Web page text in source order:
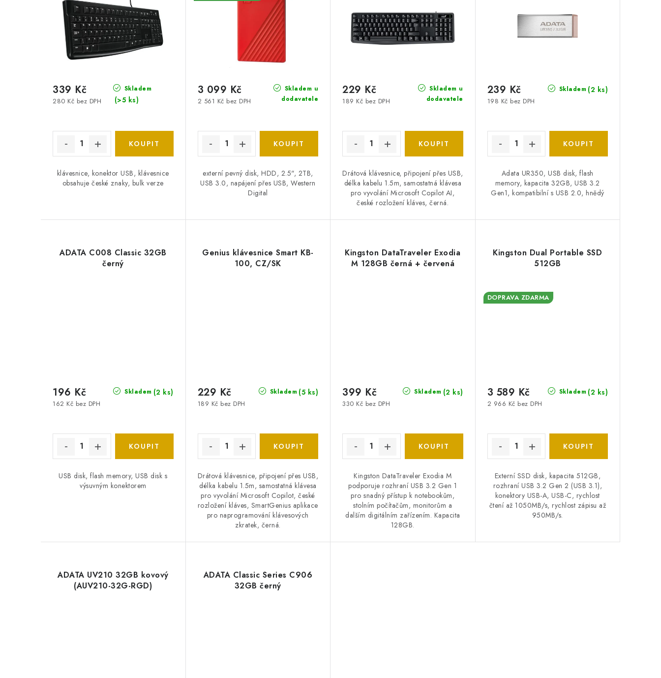
Skladem
(>5 ks)
280 Kč bez DPH
339 Kč
klávesnice, konektor USB, klávesnice
obsahuje české znaky, bulk verze
Skladem u
dodavatele
2 561 Kč bez DPH
3 099 Kč
externí pevný disk, HDD, 2.5", 2TB,
USB 3.0, napájení přes USB, Western
Digital
Skladem u
dodavatele
189 Kč bez DPH
229 Kč
Drátová klávesnice, připojení přes USB,
délka kabelu 1.5m, samostatná klávesa
pro vyvolání Microsoft Copilot AI,
české rozložení kláves, černá.
Skladem (2 ks)
198 Kč bez DPH
239 Kč
Adata UR350, USB disk, flash
memory, kapacita 32GB, USB 3.2
Gen1, kompatibilní s USB 2.0, hnědý
ADATA C008 Classic 32GB
černý
Skladem (2 ks)
162 Kč bez DPH
196 Kč
USB disk, flash memory, USB disk s
výsuvným konektorem
Genius klávesnice Smart KB-
100, CZ/SK
Skladem (5 ks)
189 Kč bez DPH
229 Kč
Drátová klávesnice, připojení přes USB,
délka kabelu 1.5m, samostatná klávesa
pro vyvolání Microsoft Copilot, české
rozložení kláves, SmartGenius aplikace
pro naprogramování klávesových
zkratek, černá.
Kingston DataTraveler Exodia
M 128GB černá + červená
Skladem (2 ks)
330 Kč bez DPH
399 Kč
Kingston DataTraveler Exodia M
podporuje rozhraní USB 3.2 Gen 1
pro snadný přístup k notebookům,
stolním počítačům, monitorům a
dalším digitálním zařízením. Kapacita
128GB.
Kingston Dual Portable SSD
512GB
DOPRAVA ZDARMA
Skladem (2 ks)
2 966 Kč bez DPH
3 589 Kč
Externí SSD disk, kapacita 512GB,
rozhraní USB 3.2 Gen 2 (USB 3.1),
konektory USB-A, USB-C, rychlost
čtení až 1050MB/s, rychlost zápisu až
950MB/s.
ADATA UV210 32GB kovový
(AUV210-32G-RGD)
ADATA Classic Series C906
32GB černý